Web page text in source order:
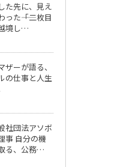
た先に、見え
た――「二枚目
境し…
ザーが語る、
の仕事と人生
社団法アソボ
事 自分の機
る、公務…